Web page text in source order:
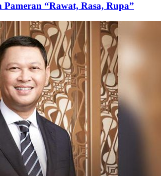
“Rawat, Rasa, Rupa”